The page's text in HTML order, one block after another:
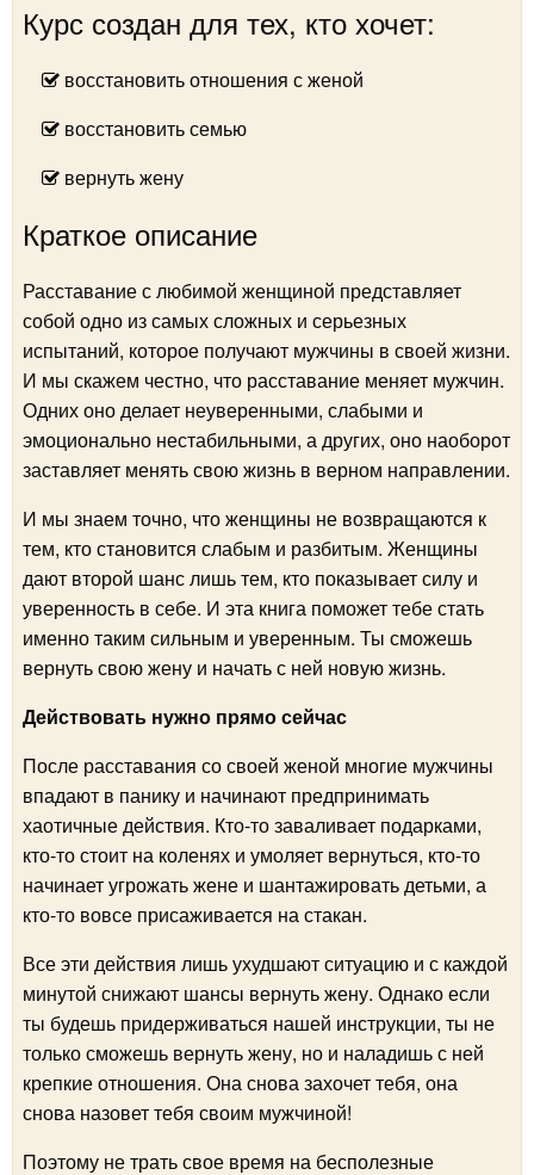
Курс создан для тех, кто хочет:
восстановить отношения с женой
восстановить семью
вернуть жену
Краткое описание
Расставание с любимой женщиной представляет
собой одно из самых сложных и серьезных
испытаний, которое получают мужчины в своей жизни.
И мы скажем честно, что расставание меняет мужчин.
Одних оно делает неуверенными, слабыми и
эмоционально нестабильными, а других, оно наоборот
заставляет менять свою жизнь в верном направлении.
И мы знаем точно, что женщины не возвращаются к
тем, кто становится слабым и разбитым. Женщины
дают второй шанс лишь тем, кто показывает силу и
уверенность в себе. И эта книга поможет тебе стать
именно таким сильным и уверенным. Ты сможешь
вернуть свою жену и начать с ней новую жизнь.
Действовать нужно прямо сейчас
После расставания со своей женой многие мужчины
впадают в панику и начинают предпринимать
хаотичные действия. Кто-то заваливает подарками,
кто-то стоит на коленях и умоляет вернуться, кто-то
начинает угрожать жене и шантажировать детьми, а
кто-то вовсе присаживается на стакан.
Все эти действия лишь ухудшают ситуацию и с каждой
минутой снижают шансы вернуть жену. Однако если
ты будешь придерживаться нашей инструкции, ты не
только сможешь вернуть жену, но и наладишь с ней
крепкие отношения. Она снова захочет тебя, она
снова назовет тебя своим мужчиной!
Поэтому не трать свое время на бесполезные